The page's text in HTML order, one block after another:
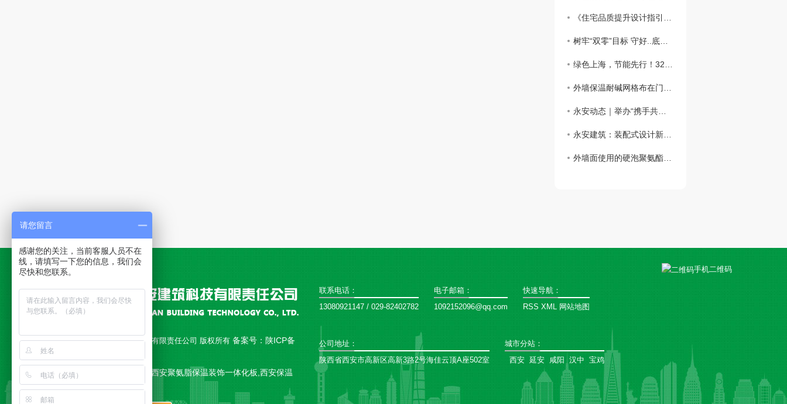
​《住宅品质提升设计指引》：鼓励按照近零能耗建筑建设
树牢“双零”目标 守好..底线，做好外墙保温工程
绿色上海，节能先行！3200万平方米建筑穿上“保温外衣”，外墙保温材料助力城市绿色发展
外墙保温耐碱网格布在门窗口翻包做法？？
永安动态｜举办“携手共进、关怀员工”主题活动
永安建筑：装配式设计新突破，硬泡聚氨酯复合陶瓷薄板一体板方案，成本降低，施工效率高
外墙面使用的硬泡聚氨酯复合陶瓷薄板一体板有何魅力？
Copyright © 西安永安建筑科技有限责任公司 版权所有 备案号： 陕ICP备
18010892号-1
公司主营 西安聚氨脂复合板,西安聚氨脂保温装饰一体化板,西安保温
一体板,西安复合板 等产品
联系电话：
13080921147 / 029-82402782
电子邮箱：
1092152096@qq.com
快速导航：
RSS XML 网站地图
公司地址：
陕西省西安市高新区高新3路2号海佳云顶A座502室
城市分站 ：
西安 延安 咸阳 汉中 宝鸡
手机二维码
请您留言
感谢您的关注，当前客服人员不在
线，请填写一下您的信息，我们会
尽快和您联系。